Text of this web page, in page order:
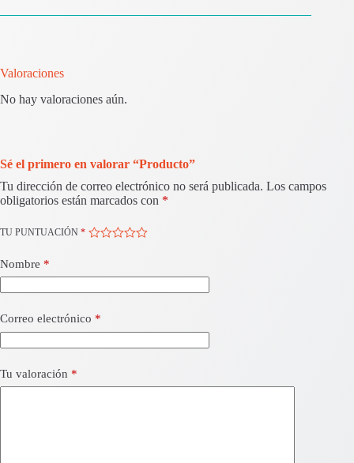
Valoraciones
No hay valoraciones aún.
Sé el primero en valorar “Producto”
Tu dirección de correo electrónico no será publicada. Los campos
obligatorios están marcados con *
TU PUNTUACIÓN *
Nombre *
Correo electrónico *
Tu valoración *